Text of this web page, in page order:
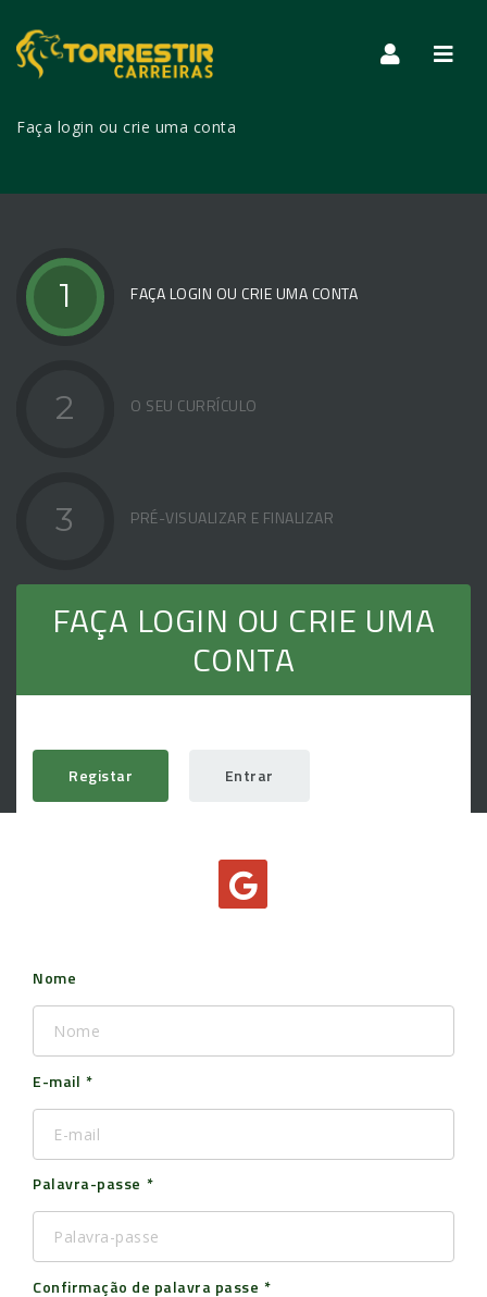
Faça login ou crie uma conta
1 FAÇA LOGIN OU CRIE UMA CONTA
2 O SEU CURRÍCULO
3 PRÉ-VISUALIZAR E FINALIZAR
FAÇA LOGIN OU CRIE UMA
CONTA
Registar Entrar
Nome
E-mail
Palavra-passe
Confirmação de palavra passe